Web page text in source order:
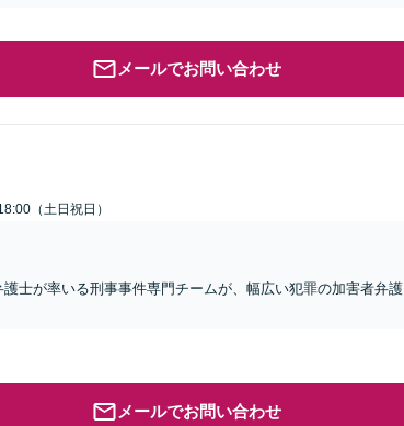
メールでお問い合わせ
（土日祝日）
士が率いる刑事事件専門チームが、幅広い犯罪の加害者弁護
メールでお問い合わせ